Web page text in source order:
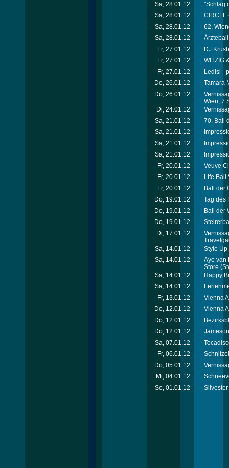
Sa, 28.01.12
"Schlag
Sa, 28.01.12
CIRCLE
Sa, 28.01.12
62.
Sa, 28.01.12
Fr, 27.01.12
DJ
Fr, 27.01.12
WITZIG
Fr, 27.01.12
Ledisi -
Do, 26.01.12
Tamara
Do, 26.01.12
Wien,
Di, 24.01.12
Sa, 21.01.12
70. Ball
Sa, 21.01.12
Sa, 21.01.12
Sa, 21.01.12
Fr, 20.01.12
Veuve
Fr, 20.01.12
Life Ball
Fr, 20.01.12
Ball der
Do, 19.01.12
Tag des
Do, 19.01.12
Ball der
Do, 19.01.12
Di, 17.01.12
Sa, 14.01.12
Style Up
Sa, 14.01.12
Ayo van
Store
Sa, 14.01.12
Happy
Sa, 14.01.12
Fr, 13.01.12
Vienna
Do, 12.01.12
Vienna
Do, 12.01.12
Do, 12.01.12
Sa, 07.01.12
Fr, 06.01.12
Do, 05.01.12
Mi, 04.01.12
So, 01.01.12